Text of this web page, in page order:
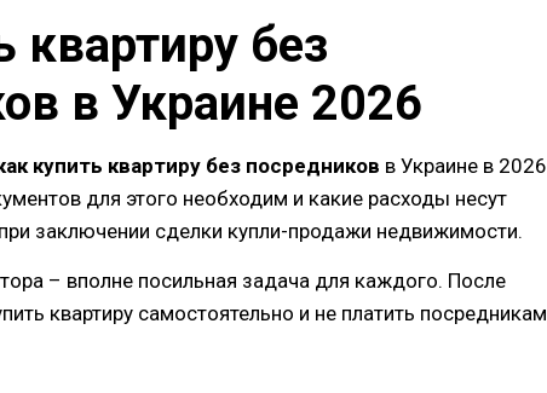
квартиру без
в Украине 2026
купить квартиру без посредников в Украине в 2026
для этого необходим и какие расходы несут
заключении сделки купли-продажи недвижимости.
– вполне посильная задача для каждого. После
квартиру самостоятельно и не платить посредникам